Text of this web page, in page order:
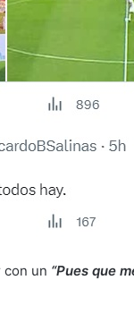
con un “Pues que